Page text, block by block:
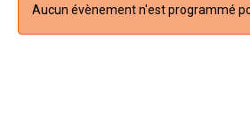
Aucun évènement n'est programmé